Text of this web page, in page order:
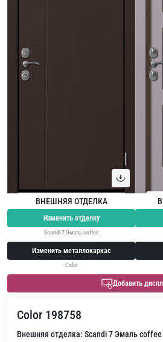
ВНЕШНЯЯ ОТДЕЛКА
Изменить отделку
Scandi 7 Эмаль coffee
Изменить металлокаркас
Color
Добавить
Color 198758
Внешняя отделка: Scandi 7 Эмаль coffee